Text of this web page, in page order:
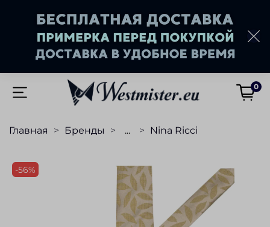
0
Главная Бренды ... Nina Ricci
-56%